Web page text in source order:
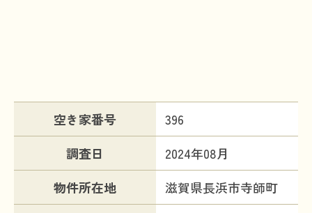
空き家番号
396
調査日
2024年08月
物件所在地
滋賀県長浜市寺師町